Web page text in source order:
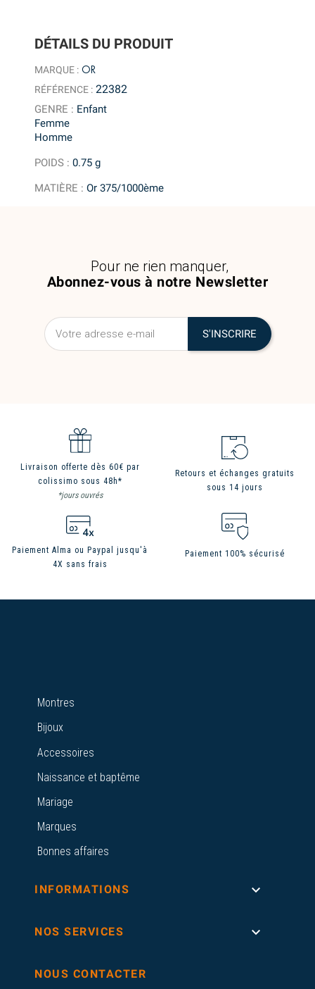
DÉTAILS DU PRODUIT
MARQUE : OR
RÉFÉRENCE : 22382
GENRE : Enfant
Femme
Homme
POIDS :0.75 g
MATIÈRE :Or 375/1000ème
Abonnez-vous à notre Newsletter
Pour ne rien manquer,
Livraison offerte dès 60€ par
colissimo sous 48h*
*jours ouvrés
Retours et échanges gratuits
sous 14 jours
Paiement Alma ou Paypal jusqu'à
4X sans frais
Paiement 100% sécurisé
Montres
Bijoux
Accessoires
Naissance et baptême
Mariage
Marques
Bonnes affaires
INFORMATIONS 
NOS SERVICES 
NOUS CONTACTER